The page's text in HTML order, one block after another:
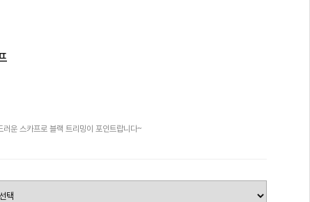
3. 나시
운 스카프로 블랙 트리밍이 포인트랍니다~